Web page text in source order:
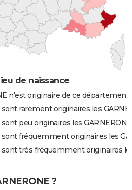
de naissance
n'est originaire de ce département
rarement originaires les
peu originaires les GARNERONE
fréquemment originaires les
très fréquemment originaires
?